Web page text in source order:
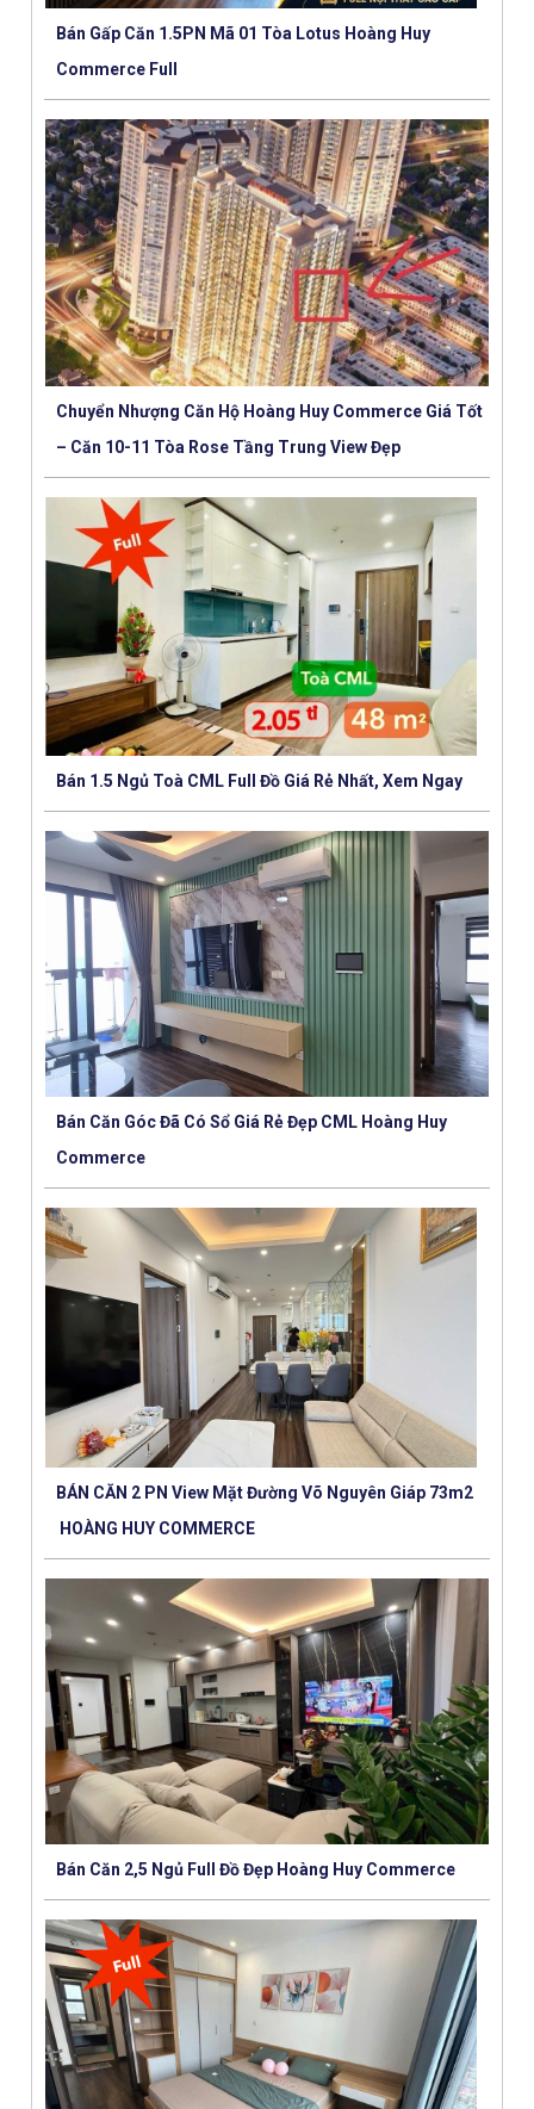
Bán Gấp Căn 1.5PN Mã 01 Tòa Lotus Hoàng Huy
Commerce Full
Chuyển Nhượng Căn Hộ Hoàng Huy Commerce Giá Tốt
– Căn 10-11 Tòa Rose Tầng Trung View Đẹp
Bán 1.5 Ngủ Toà CML Full Đồ Giá Rẻ Nhất, Xem Ngay
Bán Căn Góc Đã Có Sổ Giá Rẻ Đẹp CML Hoàng Huy
Commerce
BÁN CĂN 2 PN View Mặt Đường Võ Nguyên Giáp 73m2
HOÀNG HUY COMMERCE
Bán Căn 2,5 Ngủ Full Đồ Đẹp Hoàng Huy Commerce